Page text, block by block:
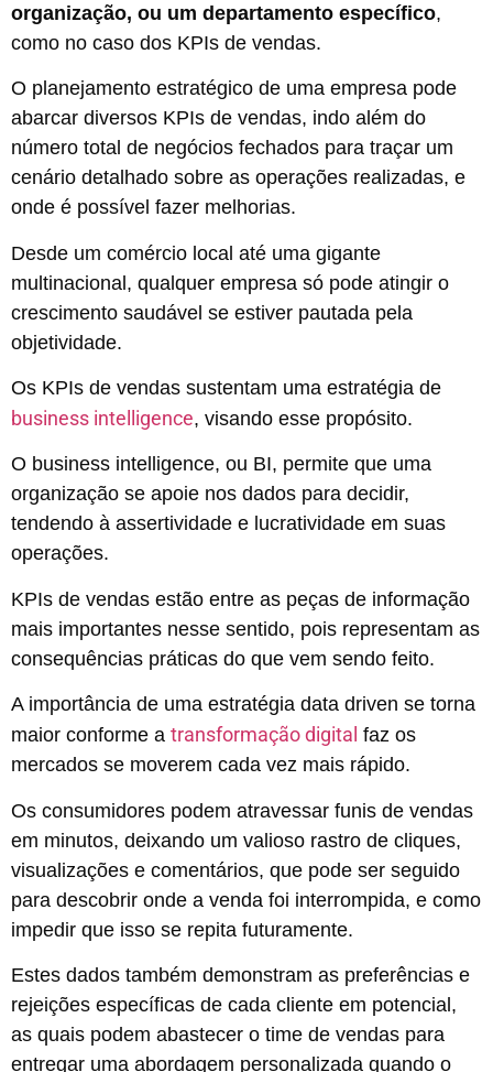
organização, ou um departamento específico,
como no caso dos KPIs de vendas.
O planejamento estratégico de uma empresa pode
abarcar diversos KPIs de vendas, indo além do
número total de negócios fechados para traçar um
cenário detalhado sobre as operações realizadas, e
onde é possível fazer melhorias.
Desde um comércio local até uma gigante
multinacional, qualquer empresa só pode atingir o
crescimento saudável se estiver pautada pela
objetividade.
Os KPIs de vendas sustentam uma estratégia de
business intelligence, visando esse propósito.
O business intelligence, ou BI, permite que uma
organização se apoie nos dados para decidir,
tendendo à assertividade e lucratividade em suas
operações.
KPIs de vendas estão entre as peças de informação
mais importantes nesse sentido, pois representam as
consequências práticas do que vem sendo feito.
A importância de uma estratégia data driven se torna
maior conforme a transformação digital faz os
mercados se moverem cada vez mais rápido.
Os consumidores podem atravessar funis de vendas
em minutos, deixando um valioso rastro de cliques,
visualizações e comentários, que pode ser seguido
para descobrir onde a venda foi interrompida, e como
impedir que isso se repita futuramente.
Estes dados também demonstram as preferências e
rejeições específicas de cada cliente em potencial,
as quais podem abastecer o time de vendas para
entregar uma abordagem personalizada quando o